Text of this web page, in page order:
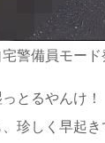
警備員モード
とるやんけ！
珍しく早起